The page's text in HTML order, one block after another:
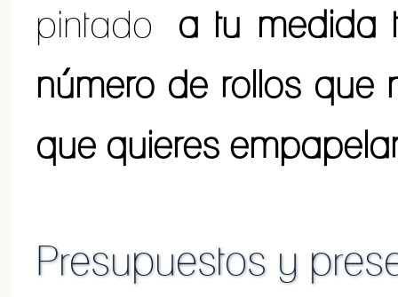
pintado a tu medida
número de rollos que
que quieres
Presupuestos y